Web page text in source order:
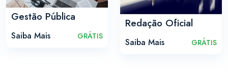
Gestão Pública
Saiba Mais GRÁTIS
Redação Oficial
Saiba Mais GRÁTIS